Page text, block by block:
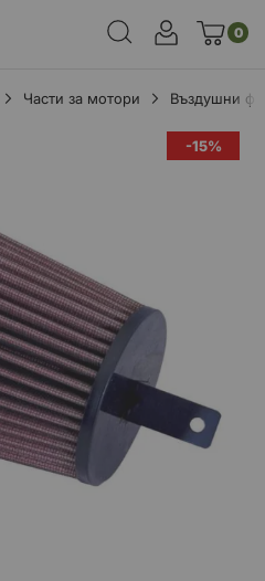
0
Части за мотори Въздушни
-15%